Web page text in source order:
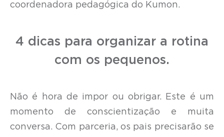
coordenadora pedagógica do Kumon.
4 dicas para organizar a rotina
com os pequenos.
Não é hora de impor ou obrigar. Este é um
momento de conscientização e muita
conversa. Com parceria, os pais precisarão se